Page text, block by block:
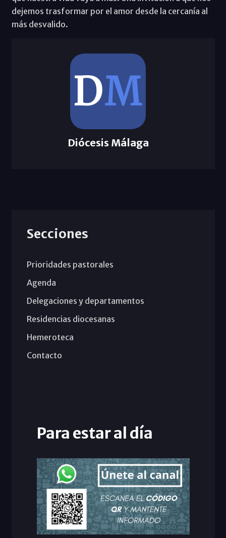
dejemos trasformar por el amor desde la cercanía al
más desvalido.
Diócesis Málaga
Secciones
Prioridades pastorales
Agenda
Delegaciones y departamentos
Residencias diocesanas
Hemeroteca
Contacto
Para estar al día